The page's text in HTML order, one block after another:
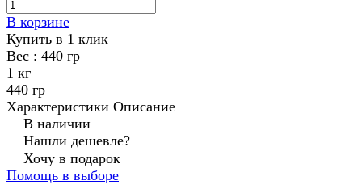
В корзине
Купить в 1 клик
Вес : 440 гр
1 кг
440 гр
Характеристики Описание
В наличии
Нашли дешевле?
Хочу в подарок
Помощь в выборе